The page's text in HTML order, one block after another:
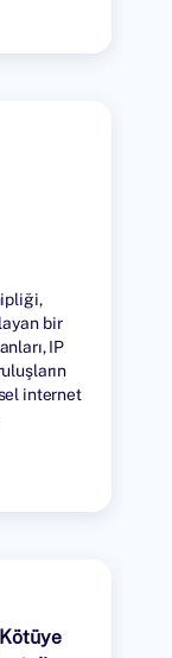
bir
IP
internet